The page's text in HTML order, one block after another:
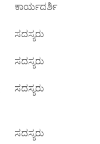
ಕಾರ್ಯದರ್ಶಿ
ಸದಸ್ಯರು
ಸದಸ್ಯರು
ಸದಸ್ಯರು
ಸದಸ್ಯರು